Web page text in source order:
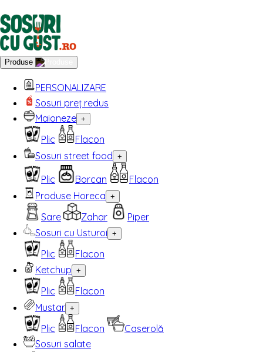
Produse
PERSONALIZARE
Sosuri preț redus
Maioneze +
Plic
Flacon
Sosuri street food +
Plic Borcan
Flacon
Produse Horeca +
Sare Zahar
Piper
Sosuri cu Usturoi +
Plic
Flacon
Ketchup +
Plic
Flacon
Mustar +
Plic Flacon
Caserolă
Sosuri salate